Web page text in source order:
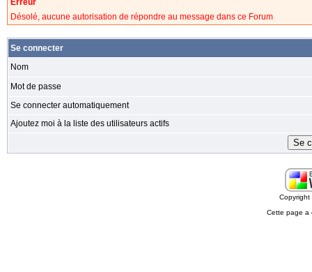
Erreur
Désolé, aucune autorisation de répondre au message dans ce Forum
Se connecter
Nom
Mot de passe
Se connecter automatiquement
Ajoutez moi à la liste des utilisateurs actifs
Cette page a